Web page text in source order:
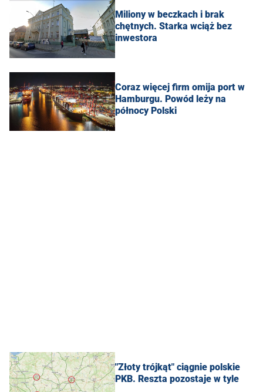
Miliony w beczkach i brak
chętnych. Starka wciąż bez
inwestora
Coraz więcej firm omija port w
Hamburgu. Powód leży na
północy Polski
"Złoty trójkąt" ciągnie polskie
PKB. Reszta pozostaje w tyle